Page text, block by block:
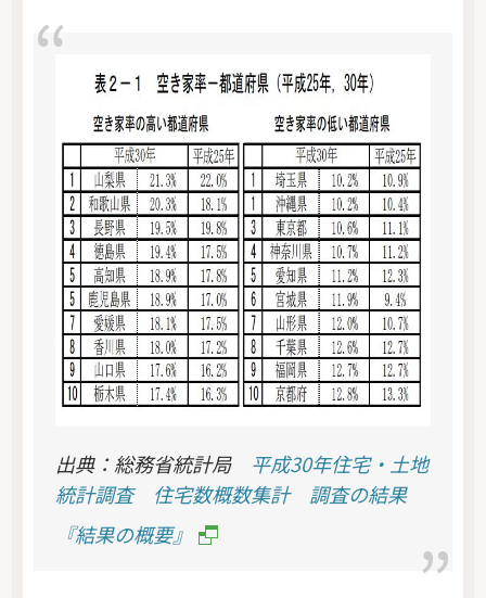
出典：総務省統計局 平成30年住宅・土地
統計調査 住宅数概数集計 調査の結果
『結果の概要』